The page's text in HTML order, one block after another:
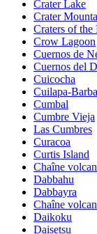
Crater Lake
Crater
Craters of the
Crow Lagoon
Cuernos de
Cuernos del
Cuicocha
Cuilapa-
Cumbal
Cumbre Vieja
Las Cumbres
Curacoa
Curtis Island
Chaîne
Dabbahu
Dabbayra
Chaîne
Daikoku
Daisetsu